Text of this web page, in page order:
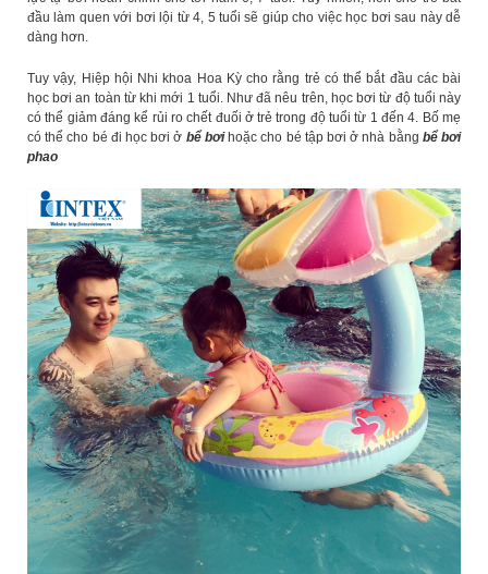
đầu làm quen với bơi lội từ 4, 5 tuổi sẽ giúp cho việc học bơi sau này dễ
dàng hơn.
Tuy vậy, Hiệp hội Nhi khoa Hoa Kỳ cho rằng trẻ có thể bắt đầu các bài
học bơi an toàn từ khi mới 1 tuổi. Như đã nêu trên, học bơi từ độ tuổi này
có thể giảm đáng kể rủi ro chết đuối ở trẻ trong độ tuổi từ 1 đến 4. Bố mẹ
có thể cho bé đi học bơi ở bể bơihoặc cho bé tập bơi ở nhà bằng bể bơi
phao